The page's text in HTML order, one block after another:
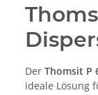
Der Thomsit P
ideale Lösung